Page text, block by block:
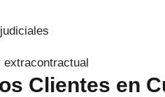
extracontractual
Clientes en